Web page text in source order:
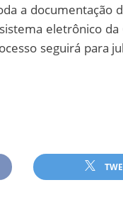
a
eletrônico
seguirá para